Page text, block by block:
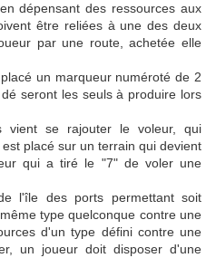
dépensant des ressources aux
être reliées à une des deux
par une route, achetée elle
un marqueur numéroté de 2
seront les seuls à produire lors
vient se rajouter le voleur, qui
placé sur un terrain qui devient
qui a tiré le "7" de voler une
l'île des ports permettant soit
type quelconque contre une
d'un type défini contre une
un joueur doit disposer d'une